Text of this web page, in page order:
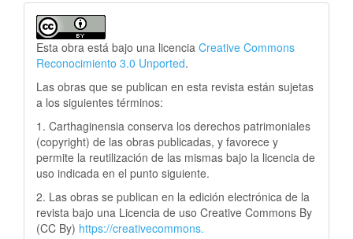
Esta obra está bajo una licencia Creative Commons
Reconocimiento 3.0 Unported.
Las obras que se publican en esta revista están sujetas
a los siguientes términos:
1. Carthaginensia conserva los derechos patrimoniales
(copyright) de las obras publicadas, y favorece y
permite la reutilización de las mismas bajo la licencia de
uso indicada en el punto siguiente.
2. Las obras se publican en la edición electrónica de la
revista bajo una Licencia de uso Creative Commons By
(CC By) https://creativecommons.